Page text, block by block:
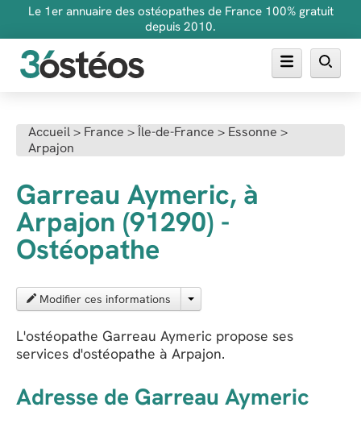
Le 1er annuaire des ostéopathes de France 100% gratuit
depuis 2010.
FAQ
Inscrire son cabinet
Accueil> France >Île-de-France > Essonne >
Arpajon
Garreau Aymeric, à
Arpajon (91290) -
Ostéopathe
Modifier ces informations
L'ostéopathe Garreau Aymeric propose ses
services d'ostéopathe à Arpajon.
Adresse de Garreau Aymeric